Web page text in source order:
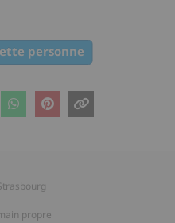
personne
propre